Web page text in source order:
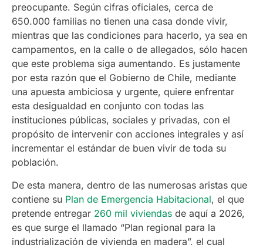
preocupante. Según cifras oficiales, cerca de
650.000 familias no tienen una casa donde vivir,
mientras que las condiciones para hacerlo, ya sea en
campamentos, en la calle o de allegados, sólo hacen
que este problema siga aumentando. Es justamente
por esta razón que el Gobierno de Chile, mediante
una apuesta ambiciosa y urgente, quiere enfrentar
esta desigualdad en conjunto con todas las
instituciones públicas, sociales y privadas, con el
propósito de intervenir con acciones integrales y así
incrementar el estándar de buen vivir de toda su
población.
De esta manera, dentro de las numerosas aristas que
contiene su Plan de Emergencia Habitacional, el que
pretende entregar 260 mil viviendas de aquí a 2026,
es que surge el llamado “Plan regional para la
industrialización de vivienda en madera”, el cual